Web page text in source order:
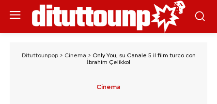
Dituttounpop> Cinema > Only You, su Canale 5 il film turco con
İbrahim Çelikkol
Cinema